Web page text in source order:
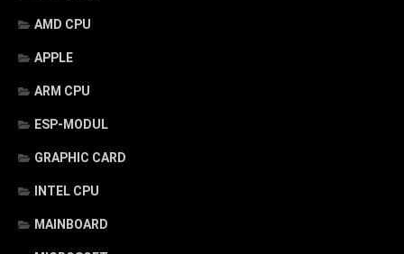
AMD CPU
APPLE
ARM CPU
ESP-MODUL
GRAPHIC CARD
INTEL CPU
MAINBOARD